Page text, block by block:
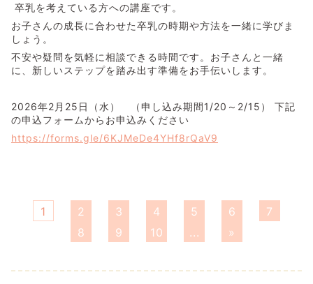
卒乳を考えている方への講座です。
お子さんの成長に合わせた卒乳の時期や方法を一緒に学びま
しょう。
不安や疑問を気軽に相談できる時間です。お子さんと一緒
に、新しいステップを踏み出す準備をお手伝いします。
2026年2月25日（水） （申し込み期間1/20～2/15） 下記
の申込フォームからお申込みください
https://forms.gle/6KJMeDe4YHf8rQaV9
1 2 3 4 5 6
7
8
9 10 ... »